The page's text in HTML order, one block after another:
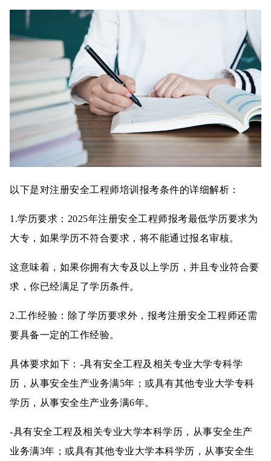
以下是对注册安全工程师培训报考条件的详细解析：
1.学历要求：2025年注册安全工程师报考最低学历要求为
大专，如果学历不符合要求，将不能通过报名审核。
这意味着，如果你拥有大专及以上学历，并且专业符合要
求，你已经满足了学历条件。
2.工作经验：除了学历要求外，报考注册安全工程师还需
要具备一定的工作经验。
具体要求如下：-具有安全工程及相关专业大学专科学
历，从事安全生产业务满5年；或具有其他专业大学专科
学历，从事安全生产业务满6年。
-具有安全工程及相关专业大学本科学历，从事安全生产
业务满3年；或具有其他专业大学本科学历，从事安全生